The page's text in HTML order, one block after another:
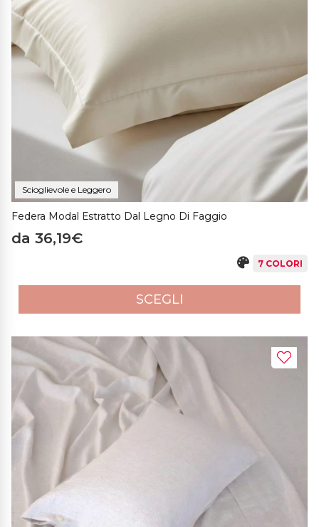
Scioglievole e Leggero
Federa Modal Estratto Dal Legno Di Faggio
da 36,19€
7 COLORI
SCEGLI